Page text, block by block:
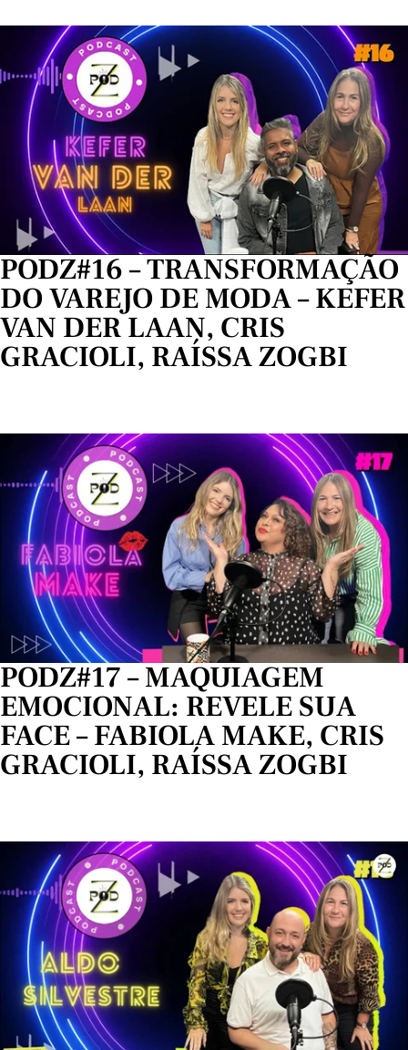
PODZ#16 – TRANSFORMAÇÃO
DO VAREJO DE MODA – KEFER
VAN DER LAAN, CRIS
GRACIOLI, RAÍSSA ZOGBI
PODZ#17 – MAQUIAGEM
EMOCIONAL: REVELE SUA
FACE – FABIOLA MAKE, CRIS
GRACIOLI, RAÍSSA ZOGBI